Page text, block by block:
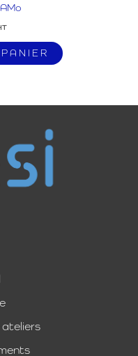
ateliers